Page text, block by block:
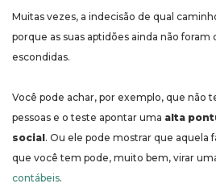
Muitas vezes, a indecisão de qual
porque as suas aptidões ainda não foram
escondidas.
Você pode achar, por exemplo, que não
pessoas e o teste apontar uma alta
social. Ou ele pode mostrar que aquela
que você tem pode, muito bem, virar
contábeis.